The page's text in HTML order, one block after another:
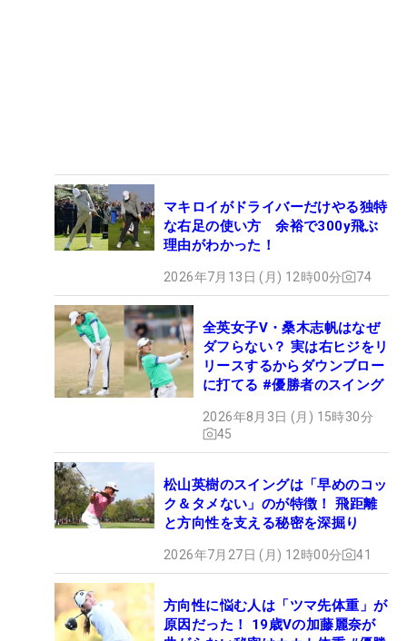
マキロイがドライバーだけやる独特
な右足の使い方 余裕で300y飛ぶ
理由がわかった！
2026年7月13日 (月) 12時00分 74
全英女子V・桑木志帆はなぜ
ダフらない？ 実は右ヒジをリ
リースするからダウンブロー
に打てる #優勝者のスイング
2026年8月3日 (月) 15時30分
45
松山英樹のスイングは「早めのコッ
ク＆タメない」のが特徴！ 飛距離
と方向性を支える秘密を深掘り
2026年7月27日 (月) 12時00分 41
方向性に悩む人は「ツマ先体重」が
原因だった！ 19歳Vの加藤麗奈が